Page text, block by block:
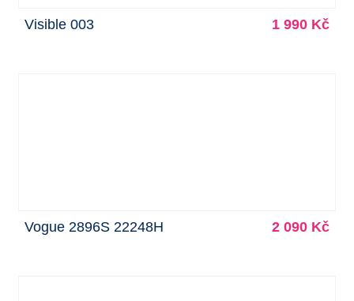
Visible 003 1 990 Kč
Vogue 2896S 22248H 2 090 Kč